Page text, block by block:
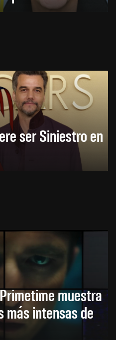
ser Siniestro en
muestra
más intensas de